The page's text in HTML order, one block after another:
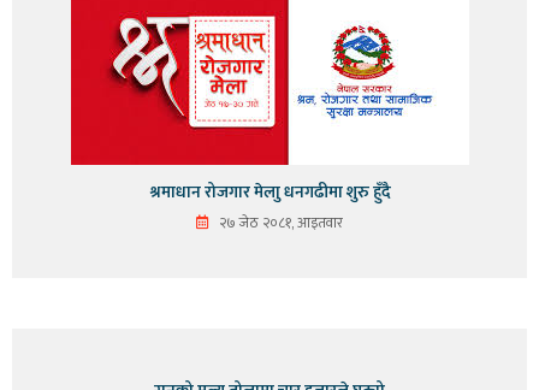
श्रमाधान रोजगार मेलाु धनगढीमा शुरु हुँदै
२७ जेठ २०८१, आइतवार